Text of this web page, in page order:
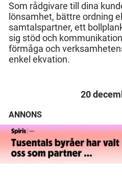
Som rådgivare till dina
lönsamhet, bättre ordning
samtalspartner, ett
sig stöd och
förmåga och
enkel ekvation.
20
ANNONS